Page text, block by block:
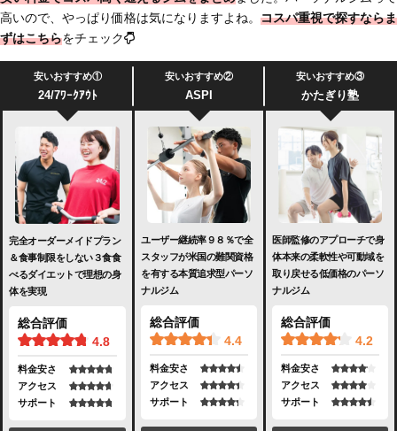
高いので、やっぱり価格は気になりますよね。 コスパ重視で探すならま
ずはこちらをチェック
安いおすすめ①
24/7ﾜｰｸｱｳﾄ
安いおすすめ②
ASPI
安いおすすめ③
かたぎり塾
完全オーダーメイドプラン
＆食事制限をしない３食食
べるダイエットで理想の身
体を実現
総合評価
4.8
料金安さ
アクセス
サポート
ユーザー継続率９８％で全
スタッフが米国の難関資格
を有する本質追求型パーソ
ナルジム
総合評価
4.4
料金安さ
アクセス
サポート
医師監修のアプローチで身
体本来の柔軟性や可動域を
取り戻せる低価格のパーソ
ナルジム
総合評価
4.2
料金安さ
アクセス
サポート